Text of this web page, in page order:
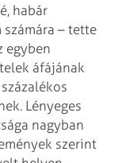
habár
– tette
egyben
áfájának
Lényeges
nagyban
szerint